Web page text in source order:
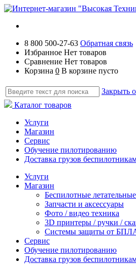
8 800 500-27-63 Обратная связь
Избранное Нет товаров
Сравнение Нет товаров
Корзина 0 В корзине пусто
Закрыть
Каталог товаров
Услуги
Магазин
Сервис
Обучение пилотированию
Доставка грузов
Услуги
Магазин
Беспилотные
Запчасти и аксессуары
Фото / видео техника
3D принтеры / ручки /
Системы защиты от
Сервис
Обучение пилотированию
Доставка грузов